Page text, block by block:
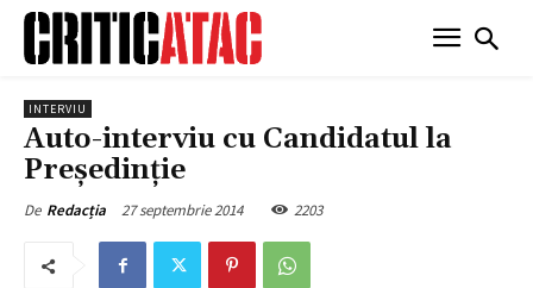
INTERVIU
Auto-interviu cu Candidatul la
Președinţie
De Redacția 27 septembrie 2014 2203